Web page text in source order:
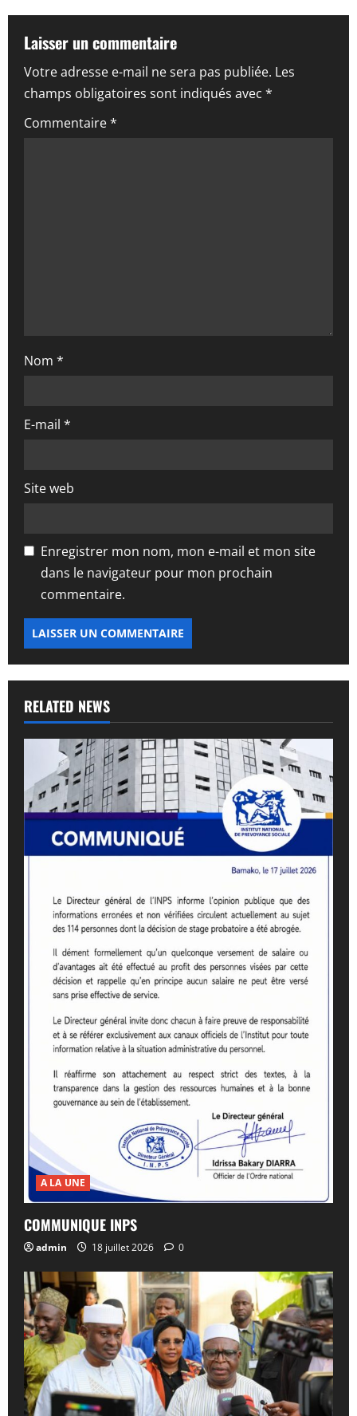
i
o
n
d
l
Laisser un commentaire
Votre adresse e-mail ne sera pas publiée. Les
champs obligatoires sont indiqués avec *
Commentaire*
Nom *
E-mail *
Site web
Enregistrer mon nom, mon e-mail et mon site
dans le navigateur pour mon prochain
commentaire.
RELATED NEWS
A LA UNE
COMMUNIQUE INPS
admin 18 juillet 2026 0